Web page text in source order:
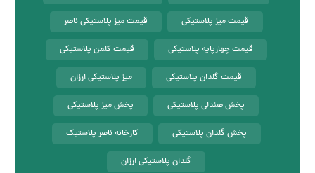
قیمت میز پلاستیکی قیمت میز پلاستیکی ناصر
قیمت چهارپایه پلاستیکی قیمت کلمن پلاستیکی
قیمت گلدان پلاستیکی میز پلاستیکی ارزان
پخش صندلی پلاستیکی پخش میز پلاستیکی
پخش گلدان پلاستیکی کارخانه ناصر پلاستیک
گلدان پلاستیکی ارزان